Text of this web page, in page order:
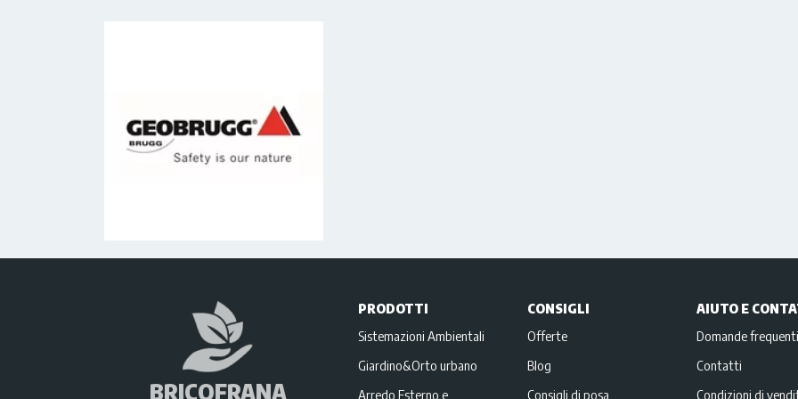
BRICOFRANA
PRODOTTI
Sistemazioni Ambientali
Giardino&Orto urbano
Arredo Esterno e
CONSIGLI
Offerte
Blog
Consigli di posa
AIUTO E
Domande frequenti
Contatti
Condizioni di